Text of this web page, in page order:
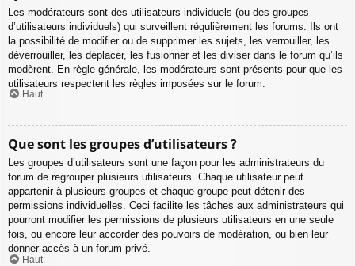
Les modérateurs sont des utilisateurs individuels (ou des groupes
d’utilisateurs individuels) qui surveillent régulièrement les forums. Ils ont
la possibilité de modifier ou de supprimer les sujets, les verrouiller, les
déverrouiller, les déplacer, les fusionner et les diviser dans le forum qu’ils
modèrent. En règle générale, les modérateurs sont présents pour que les
utilisateurs respectent les règles imposées sur le forum.
Haut
Que sont les groupes d’utilisateurs ?
Les groupes d’utilisateurs sont une façon pour les administrateurs du
forum de regrouper plusieurs utilisateurs. Chaque utilisateur peut
appartenir à plusieurs groupes et chaque groupe peut détenir des
permissions individuelles. Ceci facilite les tâches aux administrateurs qui
pourront modifier les permissions de plusieurs utilisateurs en une seule
fois, ou encore leur accorder des pouvoirs de modération, ou bien leur
donner accès à un forum privé.
Haut